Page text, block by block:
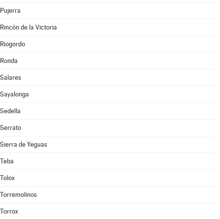
Pujerra
Rincón de la Victoria
Riogordo
Ronda
Salares
Sayalonga
Sedella
Serrato
Sierra de Yeguas
Teba
Tolox
Torremolinos
Torrox